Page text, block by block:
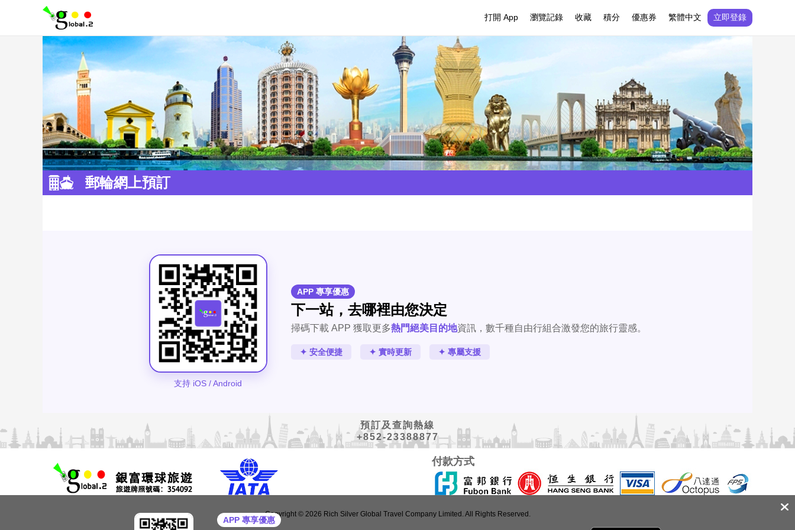
打開 App 瀏覽記錄 收藏 積分 優惠券 繁體中文 立即登錄
郵輪網上預訂
支持 iOS / Android
APP 專享優惠
下一站，去哪裡由您決定
掃碼下載 APP 獲取更多熱門絕美目的地資訊，數千種自由行組合激發您的旅行靈感。
✦ 安全便捷 ✦ 實時更新 ✦ 專屬支援
預訂及查詢熱線
+852-23388877
付款方式
Copyright © 2026 Rich Silver Global Travel Company Limited. All Rights Reserved.
APP 專享優惠